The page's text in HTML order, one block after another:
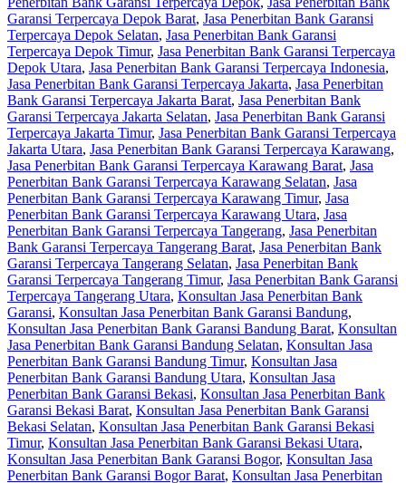
Garansi Terpercaya Depok Barat, Jasa Penerbitan Bank Garansi
Terpercaya Depok Selatan, Jasa Penerbitan Bank Garansi
Terpercaya Depok Timur, Jasa Penerbitan Bank Garansi Terpercaya
Depok Utara, Jasa Penerbitan Bank Garansi Terpercaya Indonesia,
Jasa Penerbitan Bank Garansi Terpercaya Jakarta, Jasa Penerbitan
Bank Garansi Terpercaya Jakarta Barat, Jasa Penerbitan Bank
Garansi Terpercaya Jakarta Selatan, Jasa Penerbitan Bank Garansi
Terpercaya Jakarta Timur, Jasa Penerbitan Bank Garansi Terpercaya
Jakarta Utara, Jasa Penerbitan Bank Garansi Terpercaya Karawang,
Jasa Penerbitan Bank Garansi Terpercaya Karawang Barat, Jasa
Penerbitan Bank Garansi Terpercaya Karawang Selatan, Jasa
Penerbitan Bank Garansi Terpercaya Karawang Timur, Jasa
Penerbitan Bank Garansi Terpercaya Karawang Utara, Jasa
Penerbitan Bank Garansi Terpercaya Tangerang, Jasa Penerbitan
Bank Garansi Terpercaya Tangerang Barat, Jasa Penerbitan Bank
Garansi Terpercaya Tangerang Selatan, Jasa Penerbitan Bank
Garansi Terpercaya Tangerang Timur, Jasa Penerbitan Bank Garansi
Terpercaya Tangerang Utara, Konsultan Jasa Penerbitan Bank
Garansi, Konsultan Jasa Penerbitan Bank Garansi Bandung,
Konsultan Jasa Penerbitan Bank Garansi Bandung Barat, Konsultan
Jasa Penerbitan Bank Garansi Bandung Selatan, Konsultan Jasa
Penerbitan Bank Garansi Bandung Timur, Konsultan Jasa
Penerbitan Bank Garansi Bandung Utara, Konsultan Jasa
Penerbitan Bank Garansi Bekasi, Konsultan Jasa Penerbitan Bank
Garansi Bekasi Barat, Konsultan Jasa Penerbitan Bank Garansi
Bekasi Selatan, Konsultan Jasa Penerbitan Bank Garansi Bekasi
Timur, Konsultan Jasa Penerbitan Bank Garansi Bekasi Utara,
Konsultan Jasa Penerbitan Bank Garansi Bogor, Konsultan Jasa
Penerbitan Bank Garansi Bogor Barat, Konsultan Jasa Penerbitan